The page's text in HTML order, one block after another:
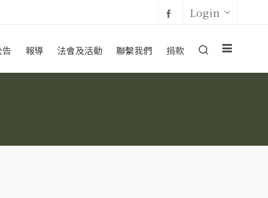
Login
報導 法會及活動 聯繫我們 捐款